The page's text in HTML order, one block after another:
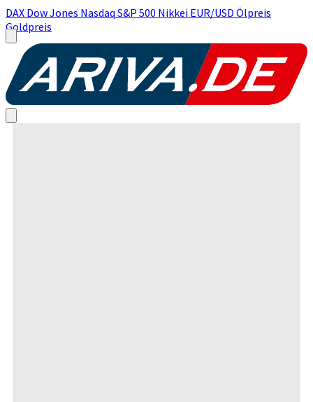
DAX Dow Jones Nasdaq S&P 500 Nikkei EUR/USD Ölpreis
Goldpreis